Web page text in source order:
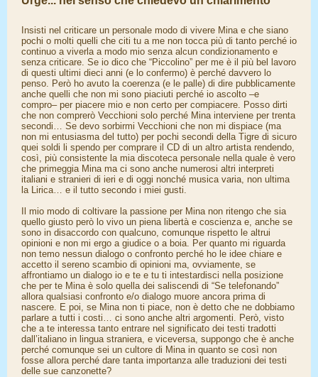
Insisti nel criticare un personale modo di vivere Mina e che siano
pochi o molti quelli che citi tu a me non tocca più di tanto perché io
continuo a viverla a modo mio senza alcun condizionamento e
senza criticare. Se io dico che “Piccolino” per me è il più bel lavoro
di questi ultimi dieci anni (e lo confermo) è perché davvero lo
penso. Però ho avuto la coerenza (e le palle) di dire pubblicamente
anche quelli che non mi sono piaciuti perché io ascolto –e
compro– per piacere mio e non certo per compiacere. Posso dirti
che non comprerò Vecchioni solo perché Mina interviene per trenta
secondi… Se devo sorbirmi Vecchioni che non mi dispiace (ma
non mi entusiasma del tutto) per pochi secondi della Tigre di sicuro
quei soldi li spendo per comprare il CD di un altro artista rendendo,
così, più consistente la mia discoteca personale nella quale è vero
che primeggia Mina ma ci sono anche numerosi altri interpreti
italiani e stranieri di ieri e di oggi nonché musica varia, non ultima
la Lirica… e il tutto secondo i miei gusti.
Il mio modo di coltivare la passione per Mina non ritengo che sia
quello giusto però lo vivo un piena libertà e coscienza e, anche se
sono in disaccordo con qualcuno, comunque rispetto le altrui
opinioni e non mi ergo a giudice o a boia. Per quanto mi riguarda
non temo nessun dialogo o confronto perché ho le idee chiare e
accetto il sereno scambio di opinioni ma, ovviamente, se
affrontiamo un dialogo io e te e tu ti intestardisci nella posizione
che per te Mina è solo quella dei saliscendi di “Se telefonando”
allora qualsiasi confronto e/o dialogo muore ancora prima di
nascere. E poi, se Mina non ti piace, non è detto che ne dobbiamo
parlare a tutti i costi… ci sono anche altri argomenti. Però, visto
che a te interessa tanto entrare nel significato dei testi tradotti
dall’italiano in lingua straniera, e viceversa, suppongo che è anche
perché comunque sei un cultore di Mina in quanto se così non
fosse allora perché dare tanta importanza alle traduzioni dei testi
delle sue canzonette?